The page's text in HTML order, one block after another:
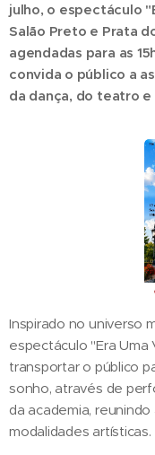
julho, o espectáculo
Salão Preto e Prata
agendadas para as
convida o público a
da dança, do teatro e
Inspirado no universo
espectáculo "Era Uma
transportar o público
sonho, através de
da academia,
modalidades artísticas.